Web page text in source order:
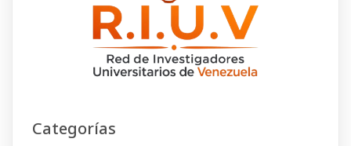
Categorías